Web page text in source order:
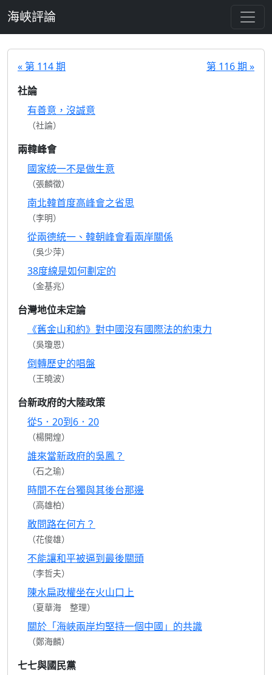
海峽評論
« 第 114 期
第 116 期 »
社論
有善意，沒誠意
（社論）
兩韓峰會
國家統一不是做生意
（張麟徵）
南北韓首度高峰會之省思
（李明）
從兩德統一、韓朝峰會看兩岸關係
（吳少萍）
38度線是如何劃定的
（金基兆）
台灣地位未定論
《舊金山和約》對中國沒有國際法的約束力
（吳瓊恩）
倒轉歷史的唱盤
（王曉波）
台新政府的大陸政策
從5．20到6．20
（楊開煌）
誰來當新政府的吳鳳？
（石之瑜）
時間不在台獨與其後台那邊
（高雄柏）
敢問路在何方？
（花俊雄）
不能讓和平被逼到最後關頭
（李哲夫）
陳水扁政權坐在火山口上
（夏華海 整理）
關於「海峽兩岸均堅持一個中國」的共識
（鄭海麟）
七七與國民黨